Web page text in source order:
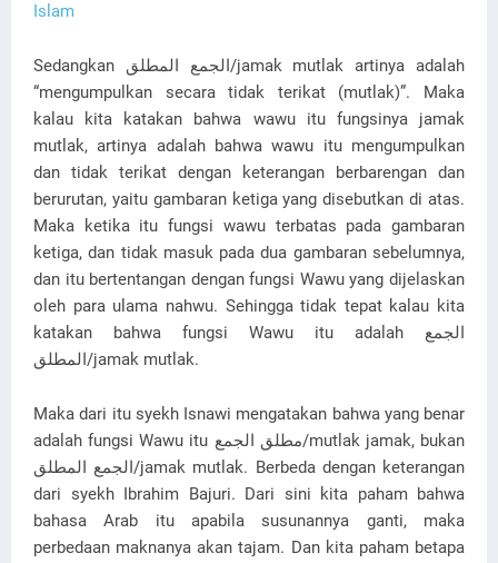
Islam
Sedangkan الجمع المطلق/jamak mutlak artinya adalah
“mengumpulkan secara tidak terikat (mutlak)”. Maka
kalau kita katakan bahwa wawu itu fungsinya jamak
mutlak, artinya adalah bahwa wawu itu mengumpulkan
dan tidak terikat dengan keterangan berbarengan dan
berurutan, yaitu gambaran ketiga yang disebutkan di atas.
Maka ketika itu fungsi wawu terbatas pada gambaran
ketiga, dan tidak masuk pada dua gambaran sebelumnya,
dan itu bertentangan dengan fungsi Wawu yang dijelaskan
oleh para ulama nahwu. Sehingga tidak tepat kalau kita
katakan bahwa fungsi Wawu itu adalah الجمع
المطلق/jamak mutlak.
Maka dari itu syekh Isnawi mengatakan bahwa yang benar
adalah fungsi Wawu itu مطلق الجمع/mutlak jamak, bukan
الجمع المطلق/jamak mutlak. Berbeda dengan keterangan
dari syekh Ibrahim Bajuri. Dari sini kita paham bahwa
bahasa Arab itu apabila susunannya ganti, maka
perbedaan maknanya akan tajam. Dan kita paham betapa